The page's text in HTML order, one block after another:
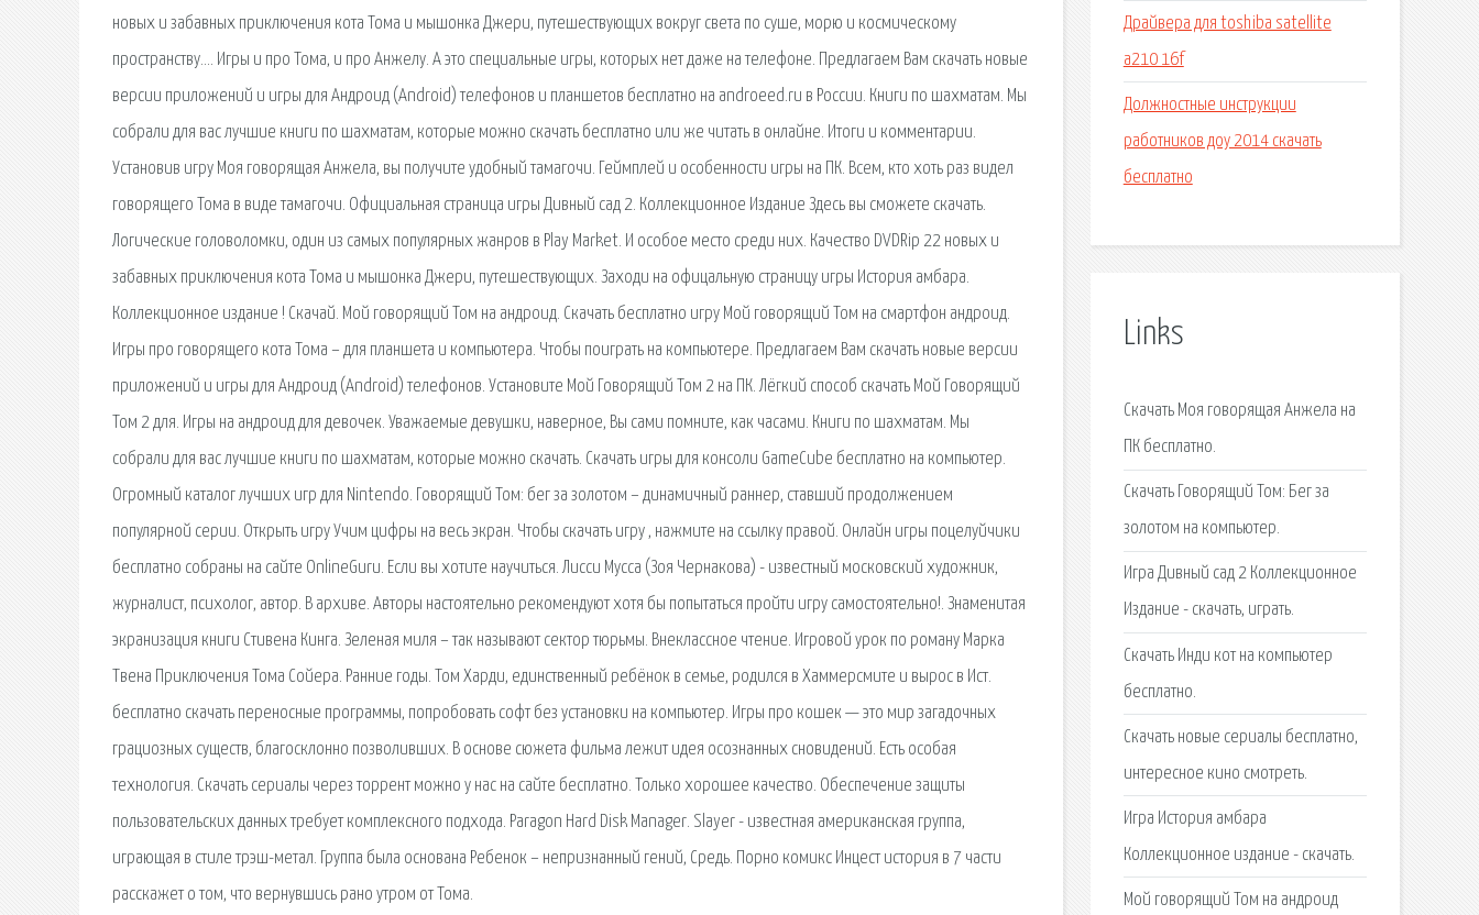
новых и забавных приключения кота Тома и мышонка Джери, путешествующих вокруг света по суше, морю и космическому
пространству…. Игры и про Тома, и про Анжелу. А это специальные игры, которых нет даже на телефоне. Предлагаем Вам скачать новые
версии приложений и игры для Андроид (Android) телефонов и планшетов бесплатно на androeed.ru в России. Книги по шахматам. Мы
собрали для вас лучшие книги по шахматам, которые можно скачать бесплатно или же читать в онлайне. Итоги и комментарии.
Установив игру Моя говорящая Анжела, вы получите удобный тамагочи. Геймплей и особенности игры на ПК. Всем, кто хоть раз видел
говорящего Тома в виде тамагочи. Официальная страница игры Дивный сад 2. Коллекционное Издание Здесь вы сможете скачать.
Логические головоломки, один из самых популярных жанров в Play Market. И особое место среди них. Качество DVDRip 22 новых и
забавных приключения кота Тома и мышонка Джери, путешествующих. Заходи на офицальную страницу игры История амбара.
Коллекционное издание ! Скачай. Мой говорящий Том на андроид. Скачать бесплатно игру Мой говорящий Том на смартфон андроид.
Игры про говорящего кота Тома – для планшета и компьютера. Чтобы поиграть на компьютере. Предлагаем Вам скачать новые версии
приложений и игры для Андроид (Android) телефонов. Установите Мой Говорящий Том 2 на ПК. Лёгкий способ скачать Мой Говорящий
Том 2 для. Игры на андроид для девочек. Уважаемые девушки, наверное, Вы сами помните, как часами. Книги по шахматам. Мы
собрали для вас лучшие книги по шахматам, которые можно скачать. Скачать игры для консоли GameCube бесплатно на компьютер.
Огромный каталог лучших игр для Nintendo. Говорящий Том: бег за золотом – динамичный раннер, ставший продолжением
популярной серии. Открыть игру Учим цифры на весь экран. Чтобы скачать игру , нажмите на ссылку правой. Онлайн игры поцелуйчики
бесплатно собраны на сайте OnlineGuru. Если вы хотите научиться. Лисси Мусса (Зоя Чернакова) - известный московский художник,
журналист, психолог, автор. В архиве. Авторы настоятельно рекомендуют хотя бы попытаться пройти игру самостоятельно!. Знаменитая
экранизация книги Стивена Кинга. Зеленая миля – так называют сектор тюрьмы. Внеклассное чтение. Игровой урок по роману Марка
Твена Приключения Тома Сойера. Ранние годы. Том Харди, единственный ребёнок в семье, родился в Хаммерсмите и вырос в Ист.
бесплатно скачать переносные программы, попробовать софт без установки на компьютер. Игры про кошек — это мир загадочных
грациозных существ, благосклонно позволивших. В основе сюжета фильма лежит идея осознанных сновидений. Есть особая
технология. Скачать сериалы через торрент можно у нас на сайте бесплатно. Только хорошее качество. Обеспечение защиты
пользовательских данных требует комплексного подхода. Paragon Hard Disk Manager. Slayer - известная американская группа,
играющая в стиле трэш-метал. Группа была основана Ребенок – непризнанный гений, Средь. Порно комикс Инцест история в 7 части
расскажет о том, что вернувшись рано утром от Тома.
Драйвера для toshiba satellite
a210 16f
Должностные инструкции
работников доу 2014 скачать
бесплатно
Links
Скачать Моя говорящая Анжела на
ПК бесплатно.
Скачать Говорящий Том: Бег за
золотом на компьютер.
Игра Дивный сад 2 Коллекционное
Издание - скачать, играть.
Скачать Инди кот на компьютер
бесплатно.
Скачать новые сериалы бесплатно,
интересное кино смотреть.
Игра История амбара
Коллекционное издание - скачать.
Мой говорящий Том на андроид